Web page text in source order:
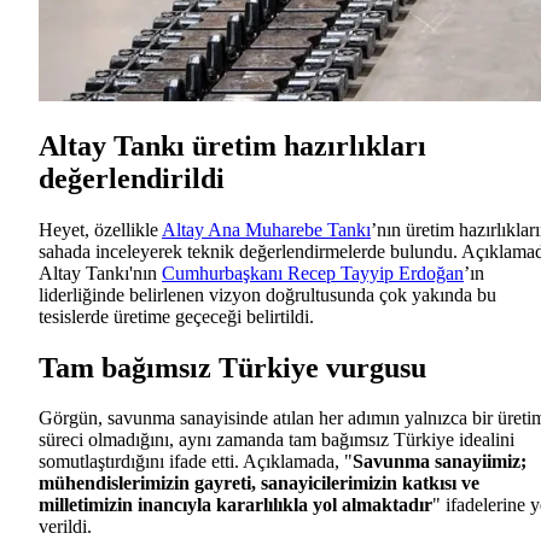
Altay Tankı üretim hazırlıkları
değerlendirildi
Heyet, özellikle Altay Ana Muharebe Tankı’nın üretim
sahada inceleyerek teknik değerlendirmelerde bulundu.
Altay Tankı'nın Cumhurbaşkanı Recep Tayyip Erdoğan’ın
liderliğinde belirlenen vizyon doğrultusunda çok yakında bu
tesislerde üretime geçeceği belirtildi.
Tam bağımsız Türkiye vurgusu
Görgün, savunma sanayisinde atılan her adımın yalnızca bir
süreci olmadığını, aynı zamanda tam bağımsız Türkiye idealini
somutlaştırdığını ifade etti. Açıklamada, "Savunma sanayiimiz;
mühendislerimizin gayreti, sanayicilerimizin katkısı ve
milletimizin inancıyla kararlılıkla yol almaktadır" ifadelerine
verildi.